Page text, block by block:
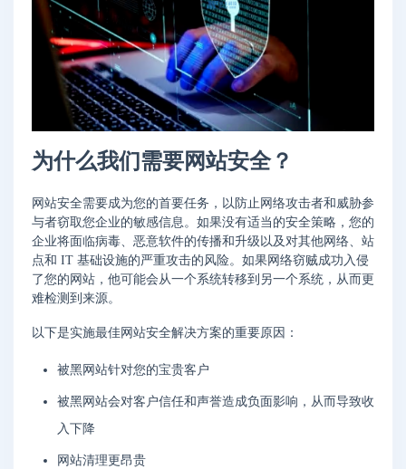
为什么我们需要网站安全？
网站安全需要成为您的首要任务，以防止网络攻击者和威胁参
与者窃取您企业的敏感信息。如果没有适当的安全策略，您的
企业将面临病毒、恶意软件的传播和升级以及对其他网络、站
点和 IT 基础设施的严重攻击的风险。如果网络窃贼成功入侵
了您的网站，他可能会从一个系统转移到另一个系统，从而更
难检测到来源。
以下是实施最佳网站安全解决方案的重要原因：
被黑网站针对您的宝贵客户
被黑网站会对客户信任和声誉造成负面影响，从而导致收
入下降
网站清理更昂贵